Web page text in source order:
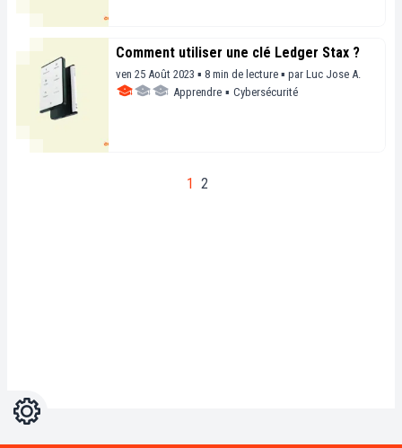
Comment utiliser une clé Ledger Stax ?
ven 25 Août 2023 ▪ 8 min de lecture ▪ par Luc Jose A.
Apprendre ▪ Cybersécurité
1 2
Réglages